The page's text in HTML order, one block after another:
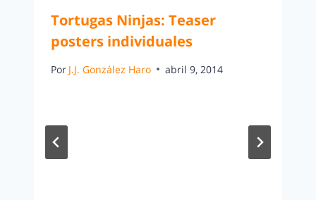
Tortugas Ninjas: Teaser
posters individuales
Por J.J. González Haro abril 9, 2014